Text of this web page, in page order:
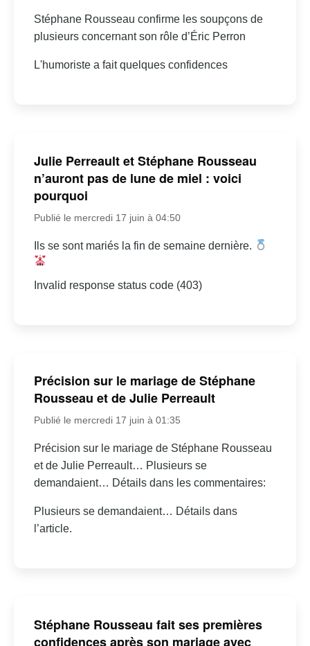
Stéphane Rousseau confirme les soupçons de
plusieurs concernant son rôle d’Éric Perron
L'humoriste a fait quelques confidences
Julie Perreault et Stéphane Rousseau
n’auront pas de lune de miel : voici
pourquoi
Publié le mercredi 17 juin à 04:50
Ils se sont mariés la fin de semaine dernière.
Invalid response status code (403)
Précision sur le mariage de Stéphane
Rousseau et de Julie Perreault
Publié le mercredi 17 juin à 01:35
Précision sur le mariage de Stéphane Rousseau
et de Julie Perreault… Plusieurs se
demandaient… Détails dans les commentaires:
Plusieurs se demandaient… Détails dans
l’article.
Stéphane Rousseau fait ses premières
confidences après son mariage avec